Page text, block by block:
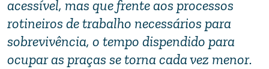
acessível, mas que frente aos processos
rotineiros de trabalho necessários para
sobrevivência, o tempo dispendido para
ocupar as praças se torna cada vez menor.